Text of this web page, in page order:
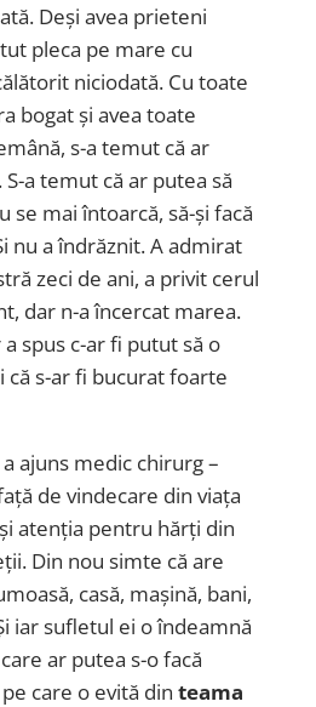
Deși avea prieteni
pleca pe mare cu
niciodată. Cu toate
bogat și avea toate
s-a temut că ar
a temut că ar putea să
se mai întoarcă, să-și facă
nu a îndrăznit. A admirat
zeci de ani, a privit cerul
dar n-a încercat marea.
spus c-ar fi putut să o
că s-ar fi bucurat foarte
ajuns medic chirurg –
de vindecare din viața
atenția pentru hărți din
Din nou simte că are
casă, mașină, bani,
iar sufletul ei o îndeamnă
ar putea s-o facă
care o evită din teama